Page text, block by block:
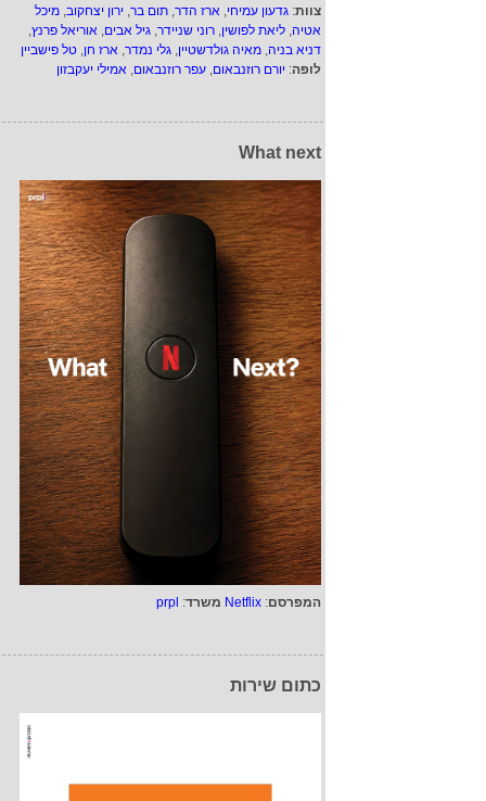
צוות: גדעון עמיחי, ארז הדר, תום בר, ירון יצחקוב, מיכל
אטיה, ליאת לפושין, רוני שניידר, גיל אבים, אוריאל פרנץ,
דניא בניה, מאיה גולדשטיין, גלי נמדר, ארז חן, טל פישביין
לופה: יורם רוזנבאום, עפר רוזנבאום, אמילי יעקבזון
What next
המפרסם:
Netflix משרד:
prpl
כתום שירות